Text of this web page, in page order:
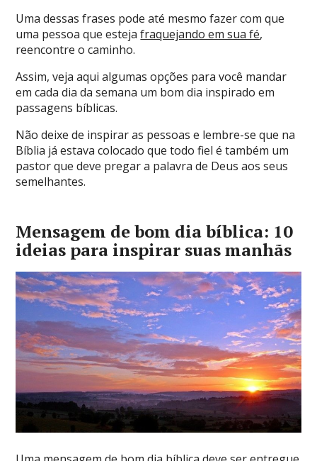
Uma dessas frases pode até mesmo fazer com que
uma pessoa que estejafraquejando em sua fé,
reencontre o caminho.
Assim, veja aqui algumas opções para você mandar
em cada dia da semana um bom dia inspirado em
passagens bíblicas.
Não deixe de inspirar as pessoas e lembre-se que na
Bíblia já estava colocado que todo fiel é também um
pastor que deve pregar a palavra de Deus aos seus
semelhantes.
Mensagem de bom dia bíblica: 10
ideias para inspirar suas manhãs